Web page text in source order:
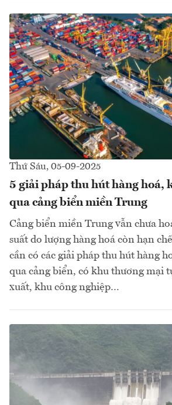
Thứ Sáu, 05-09-2025
5 giải pháp thu hút hàng hoá,
qua cảng biển miền Trung
Cảng biển miền Trung vẫn chưa
suất do lượng hàng hoá còn hạn
cần có các giải pháp thu hút hàng
qua cảng biển, có khu thương mại
xuất, khu công nghiệp…